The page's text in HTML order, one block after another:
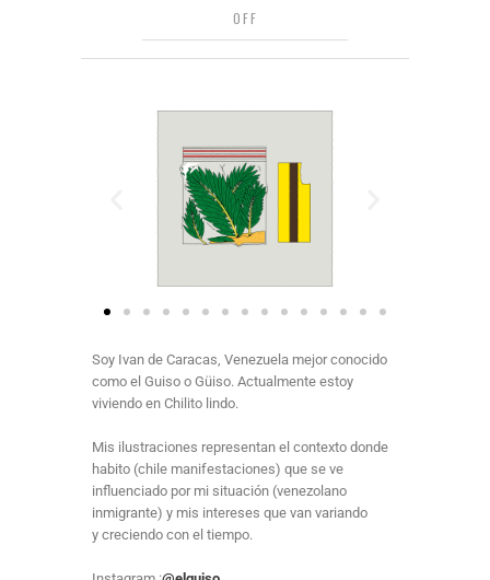
OFF
Soy Ivan de Caracas, Venezuela mejor conocido
como el Guiso o Güiso. Actualmente estoy
viviendo en Chilito lindo.
Mis ilustraciones representan el contexto donde
habito (chile manifestaciones) que se ve
influenciado por mi situación (venezolano
inmigrante) y mis intereses que van variando
y creciendo con el tiempo.